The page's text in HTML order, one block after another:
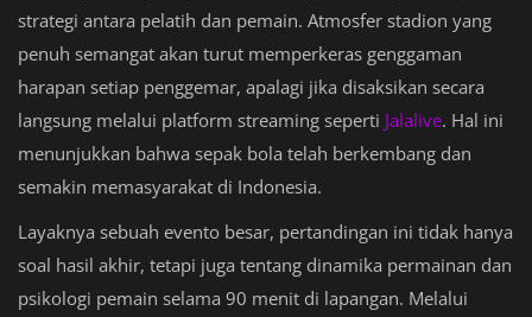
strategi antara pelatih dan pemain. Atmosfer stadion yang
penuh semangat akan turut memperkeras genggaman
harapan setiap penggemar, apalagi jika disaksikan secara
langsung melalui platform streaming seperti Jalalive. Hal ini
menunjukkan bahwa sepak bola telah berkembang dan
semakin memasyarakat di Indonesia.
Layaknya sebuah evento besar, pertandingan ini tidak hanya
soal hasil akhir, tetapi juga tentang dinamika permainan dan
psikologi pemain selama 90 menit di lapangan. Melalui